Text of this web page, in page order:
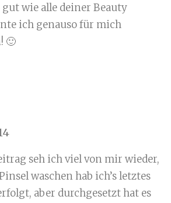
wie alle deiner Beauty
ich genauso für mich
🙂
seh ich viel von mir wieder,
waschen hab ich’s letztes
aber durchgesetzt hat es